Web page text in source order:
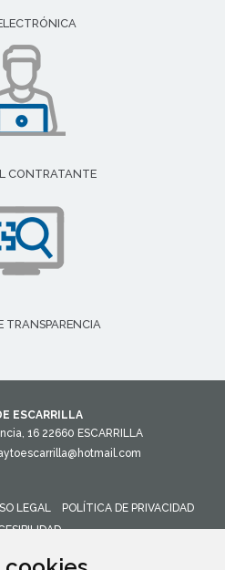
CONTRATANTE
TRANSPARENCIA
ESCARRILLA
16 22660 ESCARRILLA
LEGAL
POLÍTICA DE PRIVACIDAD